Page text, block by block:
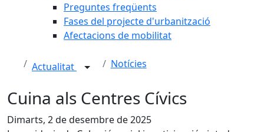
Preguntes freqüents
Fases del projecte d'urbanització
Afectacions de mobilitat
Actualitat Notícies
Cuina als Centres Cívics
Dimarts, 2 de desembre de 2025